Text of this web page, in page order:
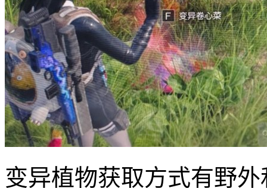
变异植物获取方式有野